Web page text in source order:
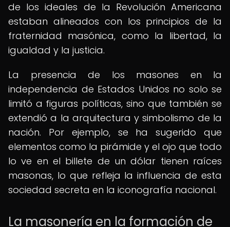
de los ideales de la Revolución Americana
estaban alineados con los principios de la
fraternidad masónica, como la libertad, la
igualdad y la justicia.
La presencia de los masones en la
independencia de Estados Unidos no solo se
limitó a figuras políticas, sino que también se
extendió a la arquitectura y simbolismo de la
nación. Por ejemplo, se ha sugerido que
elementos como la pirámide y el ojo que todo
lo ve en el billete de un dólar tienen raíces
masonas, lo que refleja la influencia de esta
sociedad secreta en la iconografía nacional.
La masonería en la formación de